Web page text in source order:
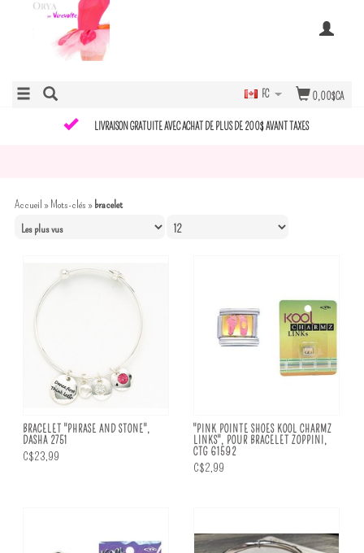
0,00$CA
FC
LIVRAISON GRATUITE AVEC ACHAT DE PLUS DE 200$ AVANT TAXES
Accueil »Mots-clés » bracelet
BRACELET "PHRASE AND STONE",
DASHA 2751
C$23,99
"PINK POINTE SHOES KOOL CHARMZ
LINKS", POUR BRACELET ZOPPINI,
CTG 61592
C$2,99